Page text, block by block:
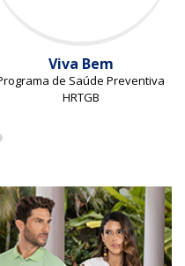
Viva Bem
de Saúde Preventiva
HRTGB